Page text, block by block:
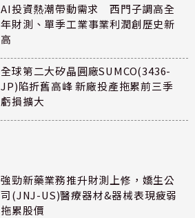
AI投資熱潮帶動需求 西門子調高全
年財測、單季工業事業利潤創歷史新
高
全球第二大矽晶圓廠SUMCO(3436-
JP)陷折舊高峰 新廠投產拖累前三季
虧損擴大
強勁新藥業務推升財測上修，嬌生公
司(JNJ-US)醫療器材&器械表現疲弱
拖累股價